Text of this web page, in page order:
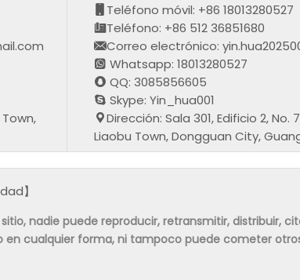
Teléfono móvil: +86 18013280527
Teléfono: +86 512 36851680
Correo electrónico:
Whatsapp: 18013280527
QQ: 3085856605
Skype: Yin_hua001
Dirección: Sala 301, Edificio 2, No.
Liaobu Town, Dongguan City,
】
nadie puede reproducir, retransmitir, distribuir,
cualquier forma, ni tampoco puede cometer